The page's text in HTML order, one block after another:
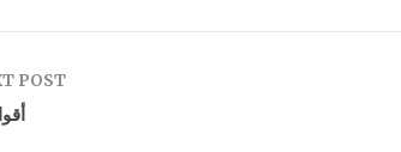
POST